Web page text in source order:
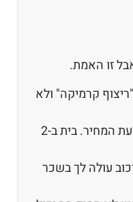
זו האמת.
קרמיקה" ולא
ממוצע התוספות בפרויקט בית פרטי הוא 12-18 אחוז מעל הצעת המחיר. בית ב-2
עיכוב עולה לך בשכר